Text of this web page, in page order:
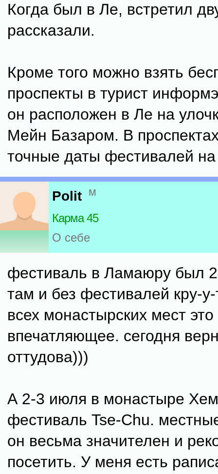
Когда был в Ле, встретил
рассказали.
Кроме того можно взять
проспекты в турист
он расположен в Ле на
Мейн Базаром. В
точные даты фестивалей
Polit м
Карма 45
О себе
фестиваль в Ламаюру был
там и без фестивалей кру-
всех монастырских мест
впечатляющее. сегодня
оттудова)))
А 2-3 июля в монастыре
фестиваль Tse-Chu.
он весьма значителен и
посетить. У меня есть